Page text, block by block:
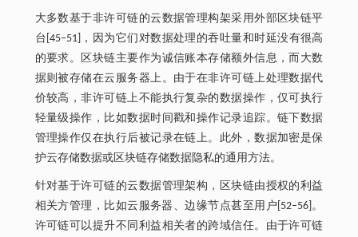
大多数基于非许可链的云数据管理构架采用外部区块链平
台[45‒51]，因为它们对数据处理的吞吐量和时延没有很高
的要求。区块链主要作为诚信账本存储额外信息，而大数
据则被存储在云服务器上。由于在非许可链上处理数据代
价较高，非许可链上不能执行复杂的数据操作，仅可执行
轻量级操作，比如数据时间戳和操作记录追踪。链下数据
管理操作仅在执行后被记录在链上。此外，数据加密是保
护云存储数据或区块链存储数据隐私的通用方法。
针对基于许可链的云数据管理架构，区块链由授权的利益
相关方管理，比如云服务器、边缘节点甚至用户[52‒56]。
许可链可以提升不同利益相关者的跨域信任。由于许可链